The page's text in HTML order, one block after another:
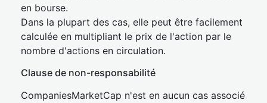
en bourse.
Dans la plupart des cas, elle peut être facilement
calculée en multipliant le prix de l'action par le
nombre d'actions en circulation.
Clause de non-responsabilité
CompaniesMarketCap n'est en aucun cas associé